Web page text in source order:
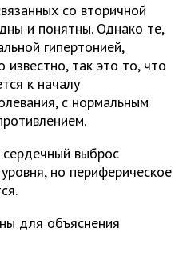
со вторичной
и понятны. Однако те,
гипертонией,
так это то, что
к началу
с нормальным
выброс
но периферическое
для объяснения